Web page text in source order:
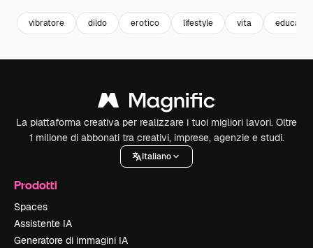
vibratore dildo erotico lifestyle vita
La piattaforma creativa per realizzare i tuoi migliori lavori. Oltre
1 milione di abbonati tra creativi, imprese, agenzie e studi.
Italiano
Prodotti
Spaces
Assistente IA
Generatore di immagini IA